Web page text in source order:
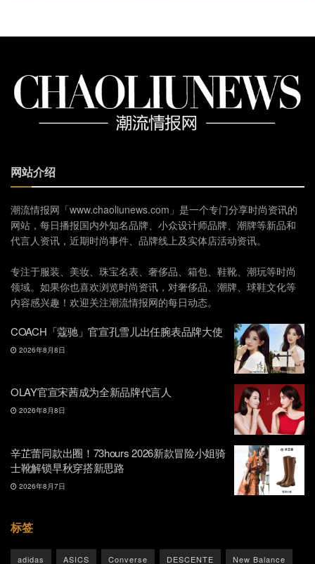
网站介绍
潮流情报网「www.chaoliunews.com」是一个专门分享时尚资讯的
网站，每日播报国内外知名品牌、小众设计师品牌、潮牌等新品和
代言人资讯，近期时尚事件、品牌线上及实体店活动资讯。
专注于服装、美妆、珠宝名表、奢侈品、箱包、鞋靴、潮玩等时尚
领域。如果你也喜欢浏览时尚资讯，对奢侈品、潮牌、球鞋文化等
内容感兴趣！欢迎关注潮流情报网的每日动态。
COACH「蔻驰」官宣孔雪儿出任腕表品牌大使
2026年8月8日
OLAY官宣宋茜成为全新品牌代言人
2026年8月8日
辛芷蕾同款出圈！73hours 2026新款冒险小姐骑
士靴解锁早秋穿搭新思路
2026年8月7日
标签
adidas ASICS Converse DESCENTE New Balance